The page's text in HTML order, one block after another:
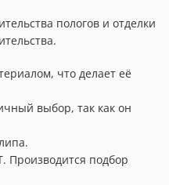
пологов и отделки
что делает её
выбор, так как он
Производится подбор